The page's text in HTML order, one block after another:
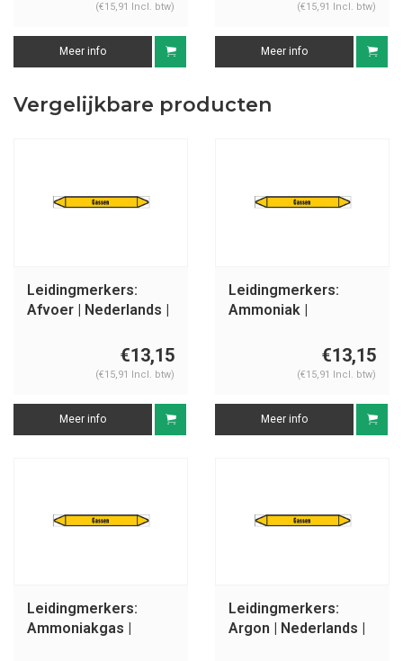
(€15,91 Incl. btw)
Meer info
(€15,91 Incl. btw)
Meer info
Vergelijkbare producten
Leidingmerkers:
Afvoer | Nederlands |
€13,15
(€15,91 Incl. btw)
Meer info
Leidingmerkers:
Ammoniak |
€13,15
(€15,91 Incl. btw)
Meer info
Leidingmerkers:
Ammoniakgas |
Leidingmerkers:
Argon | Nederlands |